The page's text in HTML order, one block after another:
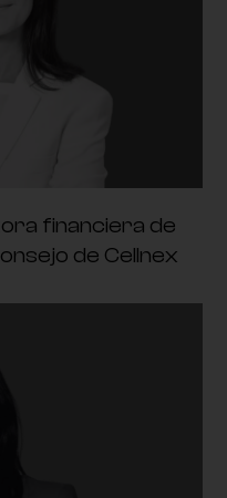
financiera de
de Cellnex